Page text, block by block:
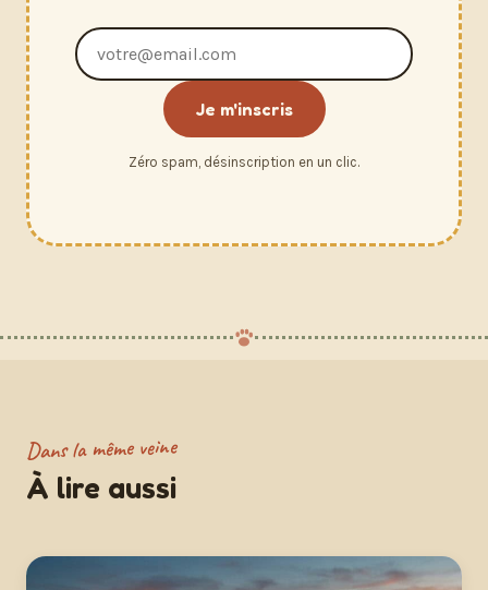
mail
Je m'inscris
Zéro spam, désinscription en un clic.
Dans la même veine
À lire aussi